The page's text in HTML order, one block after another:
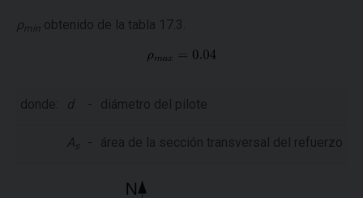
ρmin obtenido de la tabla 17.3.
donde: d - diámetro del pilote
As - área de la sección transversal del refuerzo